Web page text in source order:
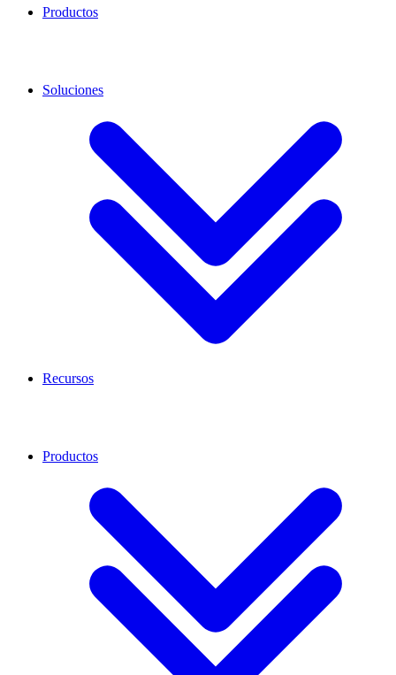
Productos
Recursos
Soluciones
Productos